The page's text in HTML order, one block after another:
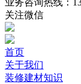
关注微信
首页
关于我们
装修建材知识